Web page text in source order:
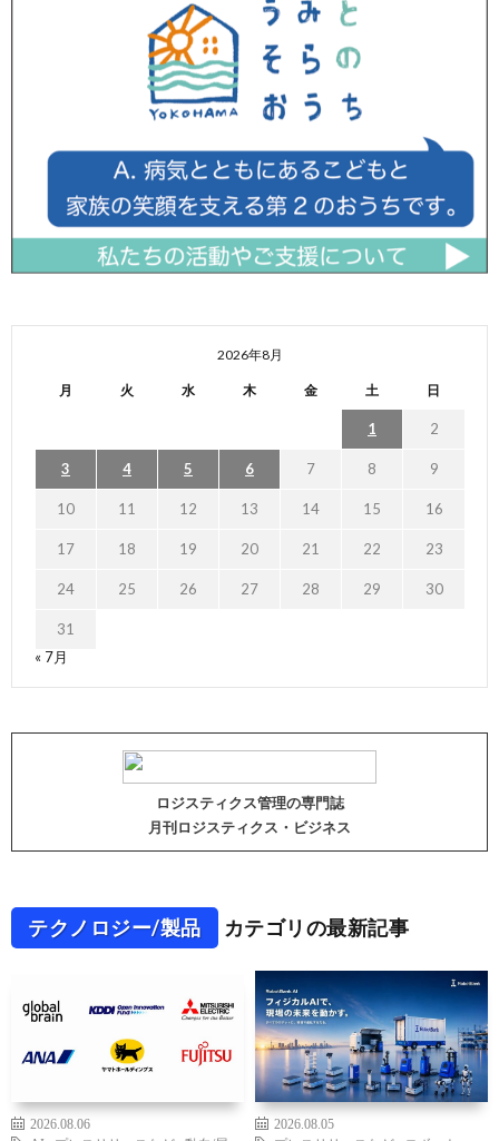
2026年8月
月 火 水 木 金 土 日
1 2
3 4 5 6 7 8 9
10 11 12 13 14 15 16
17 18 19 20 21 22 23
24 25 26 27 28 29 30
31
« 7月
ロジスティクス管理の専門誌
月刊ロジスティクス・ビジネス
テクノロジー/製品 カテゴリの最新記事
2026.08.06
2026.08.05